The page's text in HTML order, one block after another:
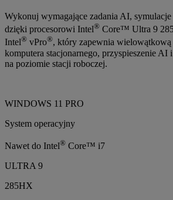
Wykonuj wymagające zadania AI,
dzięki procesorowi Intel® Core™ Ultra 9
Intel® vPro®, który zapewnia
komputera stacjonarnego, przyspieszenie AI i
na poziomie stacji roboczej.
WINDOWS 11 PRO
System operacyjny
Nawet do Intel® Core™ i7
ULTRA 9
285HX